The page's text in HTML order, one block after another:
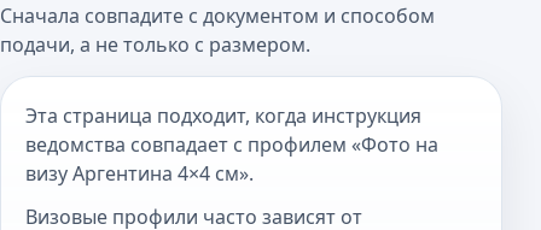
Сначала совпадите с документом и способом
подачи, а не только с размером.
Эта страница подходит, когда инструкция
ведомства совпадает с профилем «Фото на
визу Аргентина 4×4 см».
Визовые профили часто зависят от